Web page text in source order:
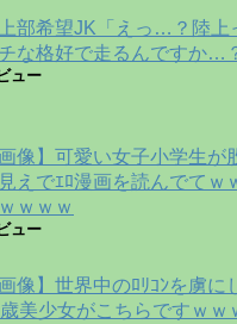
部希望JK「えっ…？陸上
な格好で走るんですか…
ュー
画像】可愛い女子小学生が
えでｴﾛ漫画を読んでてｗ
ｗｗｗ
ュー
画像】世界中のﾛﾘｺﾝを虜に
美少女がこちらですｗｗ